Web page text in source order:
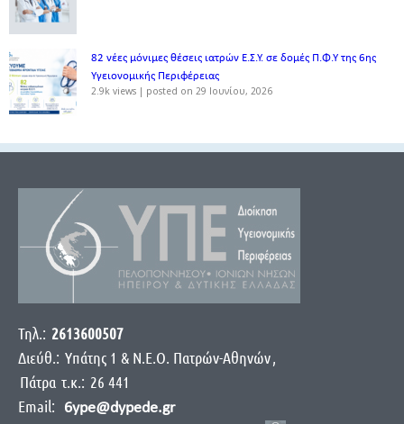
82 νέες μόνιμες θέσεις ιατρών Ε.Σ.Υ. σε δομές Π.Φ.Υ της 6ης
Υγειονομικής Περιφέρειας
2.9k views | posted on 29 Ιουνίου, 2026
Τηλ.: 2613600507
Διεύθ.: Yπάτης 1 & Ν.Ε.Ο. Πατρών-Αθηνών,
Πάτρα τ.κ.: 26 441
Email:
6ype@dypede.gr